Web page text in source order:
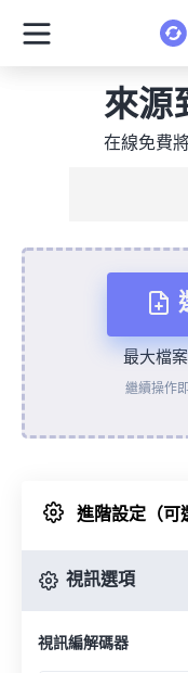
來源
在線免費
來
來
最大檔
繼續操作
進階設定（可
視訊選項
視訊編解碼器